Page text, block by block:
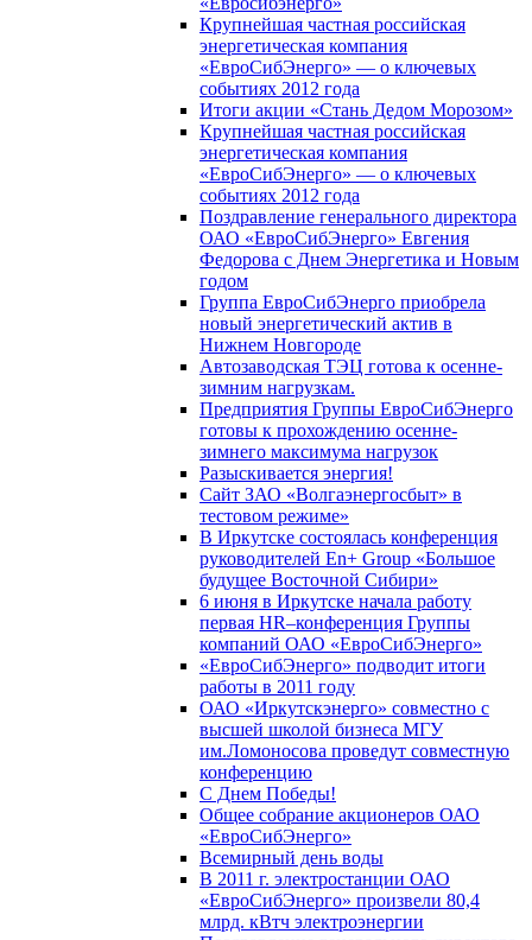
Крупнейшая частная российская
энергетическая компания
«ЕвроСибЭнерго» — о ключевых
событиях 2012 года
Итоги акции «Стань Дедом Морозом»
Крупнейшая частная российская
энергетическая компания
«ЕвроСибЭнерго» — о ключевых
событиях 2012 года
Поздравление генерального директора
ОАО «ЕвроСибЭнерго» Евгения
Федорова с Днем Энергетика и Новым
годом
Группа ЕвроСибЭнерго приобрела
новый энергетический актив в
Нижнем Новгороде
Автозаводская ТЭЦ готова к осенне-
зимним нагрузкам.
Предприятия Группы ЕвроСибЭнерго
готовы к прохождению осенне-
зимнего максимума нагрузок
Разыскивается энергия!
Сайт ЗАО «Волгаэнергосбыт» в
тестовом режиме»
В Иркутске состоялась конференция
руководителей En+ Group «Большое
будущее Восточной Сибири»
6 июня в Иркутске начала работу
первая HR–конференция Группы
компаний ОАО «ЕвроСибЭнерго»
«ЕвроСибЭнерго» подводит итоги
работы в 2011 году
ОАО «Иркутскэнерго» совместно с
высшей школой бизнеса МГУ
им.Ломоносова проведут совместную
конференцию
С Днем Победы!
Общее собрание акционеров ОАО
«ЕвроСибЭнерго»
Всемирный день воды
В 2011 г. электростанции ОАО
«ЕвроСибЭнерго» произвели 80,4
млрд. кВтч электроэнергии